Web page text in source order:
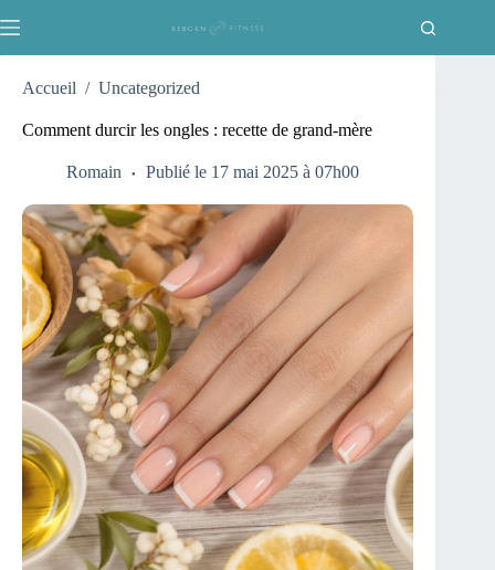
au
Accueil / Uncategorized
Comment durcir les ongles : recette de grand-mère
Romain Publié le 17 mai 2025 à 07h00